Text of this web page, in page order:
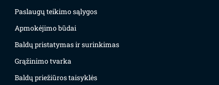
Paslaugų teikimo sąlygos
Apmokėjimo būdai
Baldų pristatymas ir surinkimas
Grąžinimo tvarka
Baldų priežiūros taisyklės